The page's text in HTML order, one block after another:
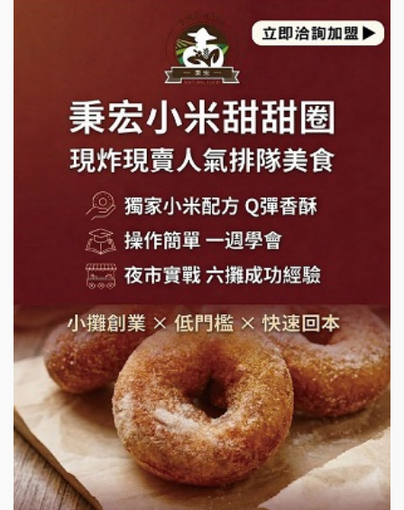
莫尼早餐Morni加盟說明會
手作功夫茶加盟說明會
SHARE TEA歇腳亭加盟說明會
潮味決-湯滷專門店加盟說明會
鬍子茶加盟說明會
鮮茶道加盟說明會
微風亭鐵板燒加盟說明會
漫步藍咖啡加盟說明會
明石章魚燒加盟說明會
出櫃加盟說明會